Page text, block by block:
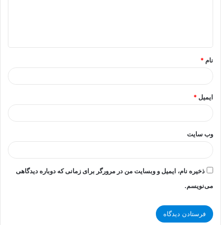
*
نام *
ایمیل *
وب‌ سایت
ذخیره نام، ایمیل و وبسایت من در مرورگر برای زمانی که دوباره دیدگاهی
می‌نویسم.